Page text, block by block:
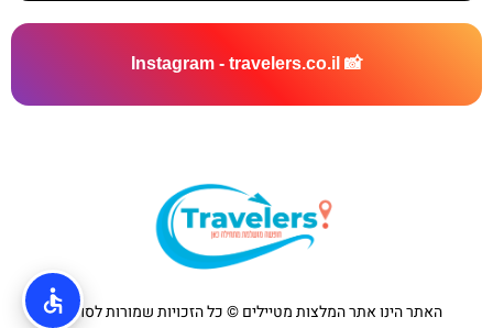
📸 Instagram - travelers.co.il
האתר הינו אתר המלצות מטיילים © כל הזכויות שמורות לסוכנות